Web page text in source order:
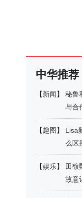
中华推荐
【新闻】
秘鲁
与合
【趣图 】
Lisa
么区
【娱乐】
田馥
故意